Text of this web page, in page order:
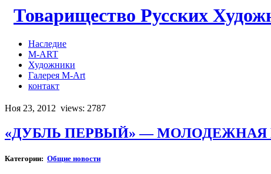
Товарищество Русских
Наследие
M-ART
Художники
Галерея M-Art
контакт
Ноя 23, 2012 views: 2787
«ДУБЛЬ ПЕРВЫЙ» — МОЛОДЕЖНАЯ
Категории: Общие новости